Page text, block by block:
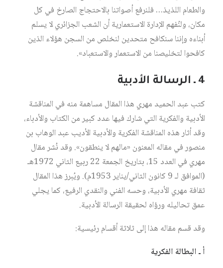
والطعام اللذيذ… فلنرفع أصواتنا بالاحتجاج الصارخ في كل
مكان، ولنُفهم الإدارة الاستعمارية أن الشعب الجزائري لا يسلم
أبناءه وإننا سنكافح متحدين لنخلص من السجن هؤلاء الذين
كافحوا لتخليصنا من الاستعمار والاستعباد».
4 ـ الرسالة الأدبية
كتب عبد الحميد مهري هذا المقال مساهمة منه في المناقشة
الأدبية والفكرية التي شارك فيها عدد كبير من الكتاب والأدباء،
وقد أثار هذه المناقشة الفكرية والأدبية الأديب عبد الوهاب بن
منصور في مقاله المعنون «مالهم لا ينطقون». وقد نُشر مقال
مهري في العدد 15، بتاريخ الجمعة 22 ربيع الثاني 1972هـ
(الموافق لـ 9 كانون الثاني/يناير 1953م). ويُبرز هذا المقال
ثقافة مهري الأدبية، وحسه الفني والنقدي الرفيع، كما يجلي
عمق تحاليله ورؤاه لحقيقة الرسالة الأدبية.
وقد قسم مقاله هذا إلى ثلاثة أقسام رئيسية:
أ ـ البطالة الفكرية